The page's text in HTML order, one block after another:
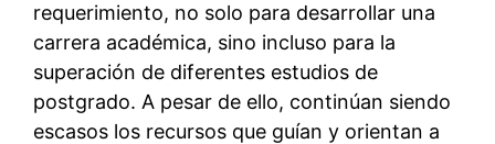
requerimiento, no solo para desarrollar una
carrera académica, sino incluso para la
superación de diferentes estudios de
postgrado. A pesar de ello, continúan siendo
escasos los recursos que guían y orientan a